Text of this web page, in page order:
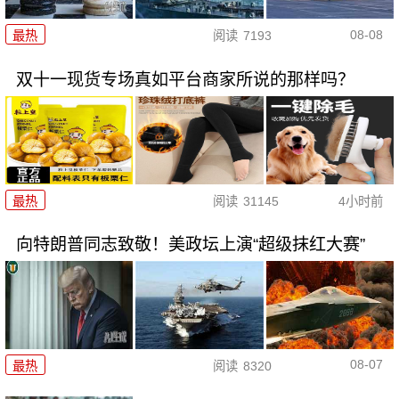
最热 阅读 7193 08-08
双十一现货专场真如平台商家所说的那样吗？
最热 阅读 31145 4小时前
向特朗普同志致敬！美政坛上演“超级抹红大赛”
最热 阅读 8320 08-07